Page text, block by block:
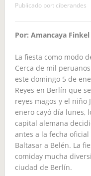
Publicado por: ciberandes
Por: Amancaya Finkel
La fiesta como modo
Cerca de mil
este domingo 5 de
Reyes en Berlín que
reyes magos y el niño
enero cayó día lunes,
capital alemana
antes a la fecha
Baltasar a Belén. La
comiday mucha
ciudad de Berlín.